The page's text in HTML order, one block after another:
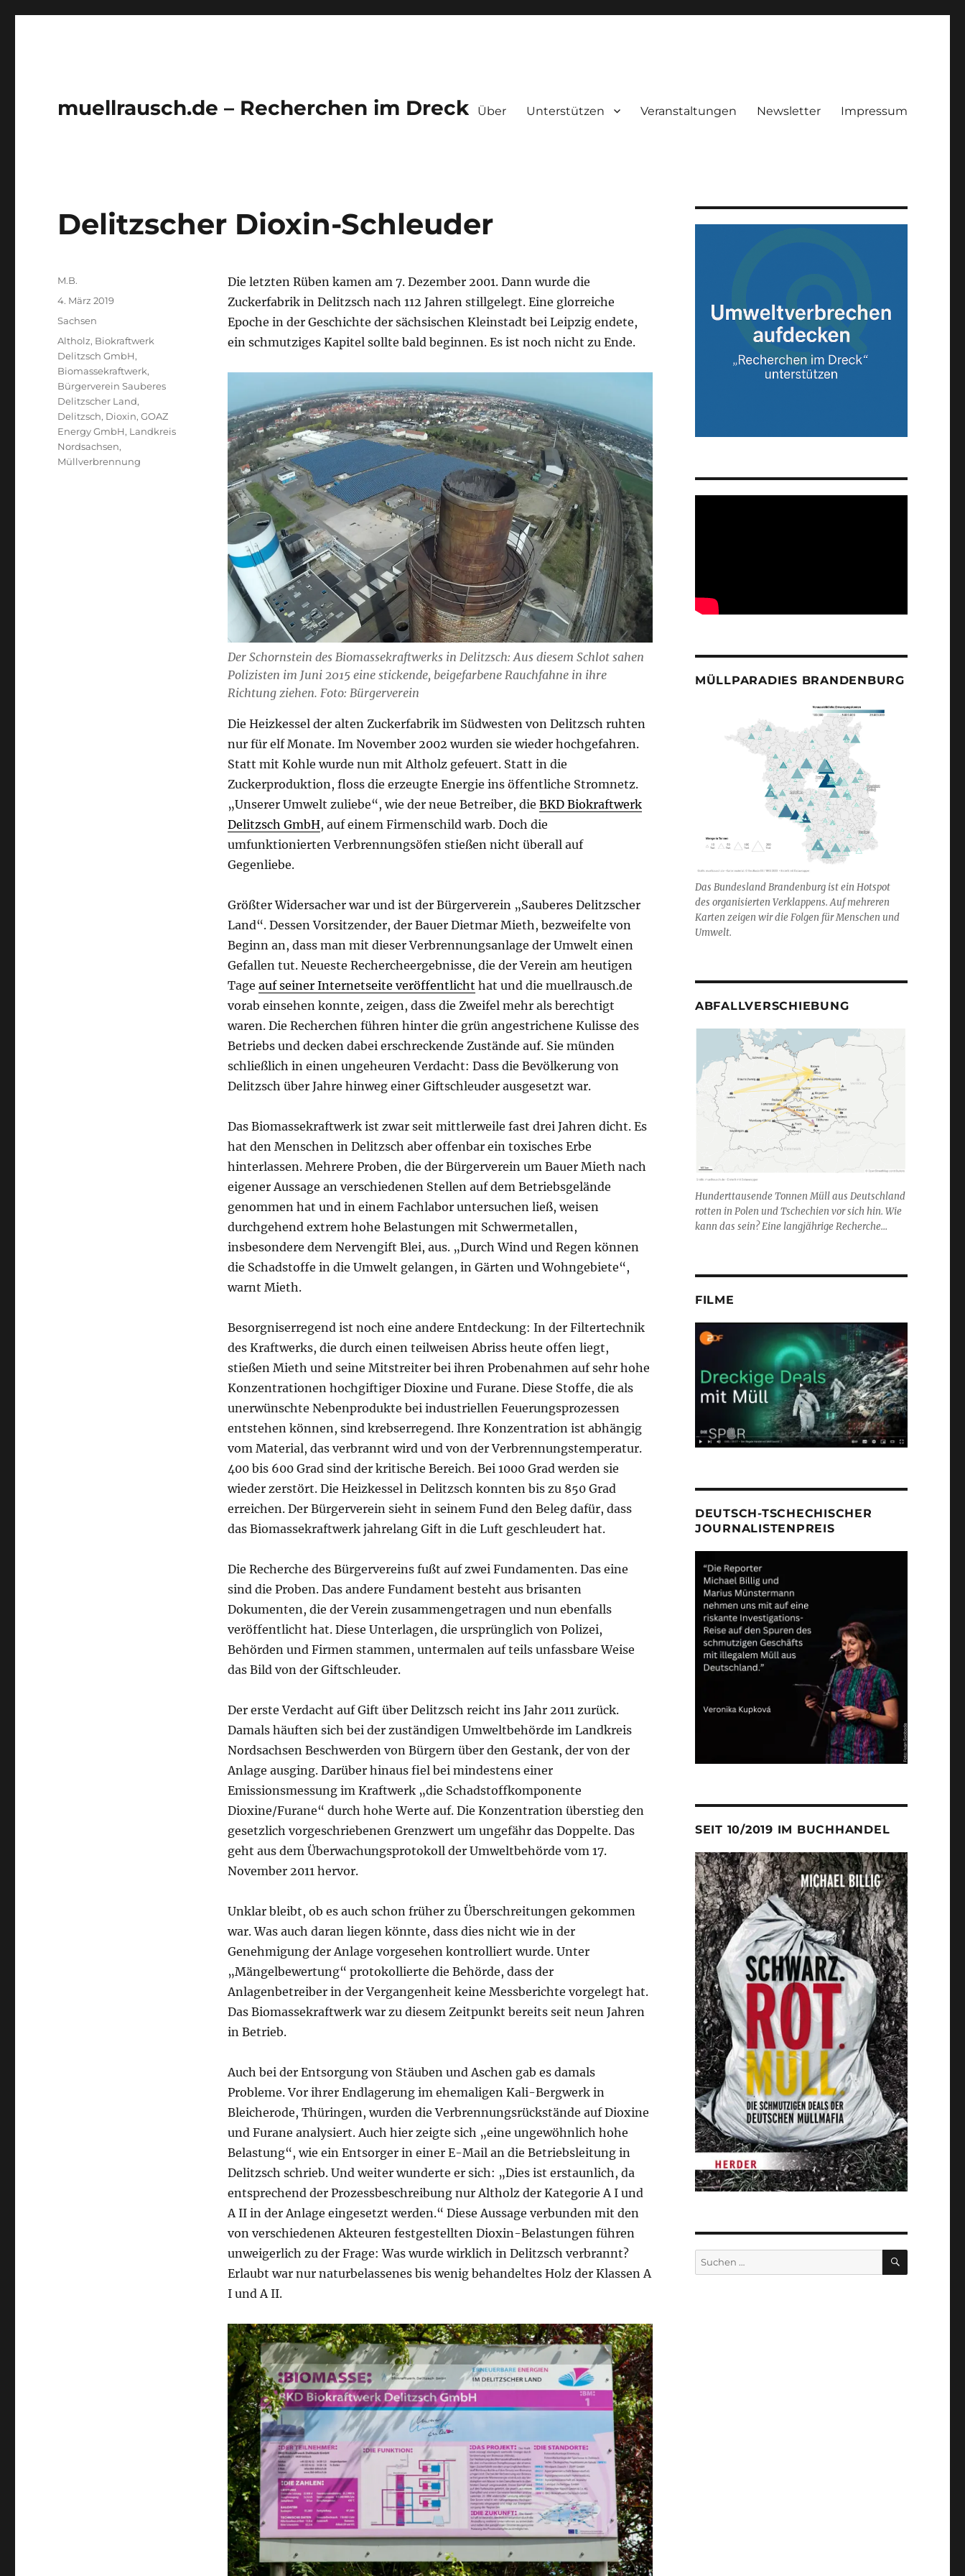
muellrausch.de – Recherchen im Dreck Über Unterstützen Veranstaltungen Newsletter Impressum
Delitzscher Dioxin-Schleuder
Die letzten Rüben kamen am 7. Dezember 2001. Dann wurde die
Zuckerfabrik in Delitzsch nach 112 Jahren stillgelegt. Eine glorreiche
Epoche in der Geschichte der sächsischen Kleinstadt bei Leipzig endete,
ein schmutziges Kapitel sollte bald beginnen. Es ist noch nicht zu Ende.
Der Schornstein des Biomassekraftwerks in Delitzsch: Aus diesem Schlot sahen
Polizisten im Juni 2015 eine stickende, beigefarbene Rauchfahne in ihre
Richtung ziehen. Foto: Bürgerverein
Die Heizkessel der alten Zuckerfabrik im Südwesten von Delitzsch ruhten
nur für elf Monate. Im November 2002 wurden sie wieder hochgefahren.
Statt mit Kohle wurde nun mit Altholz gefeuert. Statt in die
Zuckerproduktion, floss die erzeugte Energie ins öffentliche Stromnetz.
„Unserer Umwelt zuliebe“, wie der neue Betreiber, die BKD Biokraftwerk
Delitzsch GmbH, auf einem Firmenschild warb. Doch die
umfunktionierten Verbrennungsöfen stießen nicht überall auf
Gegenliebe.
Größter Widersacher war und ist der Bürgerverein „Sauberes Delitzscher
Land“. Dessen Vorsitzender, der Bauer Dietmar Mieth, bezweifelte von
Beginn an, dass man mit dieser Verbrennungsanlage der Umwelt einen
Gefallen tut. Neueste Rechercheergebnisse, die der Verein am heutigen
Tage auf seiner Internetseite veröffentlicht hat und die muellrausch.de
vorab einsehen konnte, zeigen, dass die Zweifel mehr als berechtigt
waren. Die Recherchen führen hinter die grün angestrichene Kulisse des
Betriebs und decken dabei erschreckende Zustände auf. Sie münden
schließlich in einen ungeheuren Verdacht: Dass die Bevölkerung von
Delitzsch über Jahre hinweg einer Giftschleuder ausgesetzt war.
Das Biomassekraftwerk ist zwar seit mittlerweile fast drei Jahren dicht. Es
hat den Menschen in Delitzsch aber offenbar ein toxisches Erbe
hinterlassen. Mehrere Proben, die der Bürgerverein um Bauer Mieth nach
eigener Aussage an verschiedenen Stellen auf dem Betriebsgelände
genommen hat und in einem Fachlabor untersuchen ließ, weisen
durchgehend extrem hohe Belastungen mit Schwermetallen,
insbesondere dem Nervengift Blei, aus. „Durch Wind und Regen können
die Schadstoffe in die Umwelt gelangen, in Gärten und Wohngebiete“,
warnt Mieth.
Besorgniserregend ist noch eine andere Entdeckung: In der Filtertechnik
des Kraftwerks, die durch einen teilweisen Abriss heute offen liegt,
stießen Mieth und seine Mitstreiter bei ihren Probenahmen auf sehr hohe
Konzentrationen hochgiftiger Dioxine und Furane. Diese Stoffe, die als
unerwünschte Nebenprodukte bei industriellen Feuerungsprozessen
entstehen können, sind krebserregend. Ihre Konzentration ist abhängig
vom Material, das verbrannt wird und von der Verbrennungstemperatur.
400 bis 600 Grad sind der kritische Bereich. Bei 1000 Grad werden sie
wieder zerstört. Die Heizkessel in Delitzsch konnten bis zu 850 Grad
erreichen. Der Bürgerverein sieht in seinem Fund den Beleg dafür, dass
das Biomassekraftwerk jahrelang Gift in die Luft geschleudert hat.
Die Recherche des Bürgervereins fußt auf zwei Fundamenten. Das eine
sind die Proben. Das andere Fundament besteht aus brisanten
Dokumenten, die der Verein zusammengetragen und nun ebenfalls
veröffentlicht hat. Diese Unterlagen, die ursprünglich von Polizei,
Behörden und Firmen stammen, untermalen auf teils unfassbare Weise
das Bild von der Giftschleuder.
Der erste Verdacht auf Gift über Delitzsch reicht ins Jahr 2011 zurück.
Damals häuften sich bei der zuständigen Umweltbehörde im Landkreis
Nordsachsen Beschwerden von Bürgern über den Gestank, der von der
Anlage ausging. Darüber hinaus fiel bei mindestens einer
Emissionsmessung im Kraftwerk „die Schadstoffkomponente
Dioxine/Furane“ durch hohe Werte auf. Die Konzentration überstieg den
gesetzlich vorgeschriebenen Grenzwert um ungefähr das Doppelte. Das
geht aus dem Überwachungsprotokoll der Umweltbehörde vom 17.
November 2011 hervor.
Unklar bleibt, ob es auch schon früher zu Überschreitungen gekommen
war. Was auch daran liegen könnte, dass dies nicht wie in der
Genehmigung der Anlage vorgesehen kontrolliert wurde. Unter
„Mängelbewertung“ protokollierte die Behörde, dass der
Anlagenbetreiber in der Vergangenheit keine Messberichte vorgelegt hat.
Das Biomassekraftwerk war zu diesem Zeitpunkt bereits seit neun Jahren
in Betrieb.
Auch bei der Entsorgung von Stäuben und Aschen gab es damals
Probleme. Vor ihrer Endlagerung im ehemaligen Kali-Bergwerk in
Bleicherode, Thüringen, wurden die Verbrennungsrückstände auf Dioxine
und Furane analysiert. Auch hier zeigte sich „eine ungewöhnlich hohe
Belastung“, wie ein Entsorger in einer E-Mail an die Betriebsleitung in
Delitzsch schrieb. Und weiter wunderte er sich: „Dies ist erstaunlich, da
entsprechend der Prozessbeschreibung nur Altholz der Kategorie A I und
A II in der Anlage eingesetzt werden.“ Diese Aussage verbunden mit den
von verschiedenen Akteuren festgestellten Dioxin-Belastungen führen
unweigerlich zu der Frage: Was wurde wirklich in Delitzsch verbrannt?
Erlaubt war nur naturbelassenes bis wenig behandeltes Holz der Klassen A
I und A II.
Autor
M.B.
Veröffentlicht
4. März 2019
Kategorien
Sachsen
Schlagwörter
Altholz, Biokraftwerk
Delitzsch GmbH,
Biomassekraftwerk,
Bürgerverein Sauberes
Delitzscher Land,
Delitzsch, Dioxin,GOAZ
Energy GmbH, Landkreis
Nordsachsen,
Müllverbrennung
MÜLLPARADIES BRANDENBURG
Das Bundesland Brandenburg ist ein Hotspot
des organisierten Verklappens. Auf mehreren
Karten zeigen wir die Folgen für Menschen und
Umwelt.
ABFALLVERSCHIEBUNG
Hunderttausende Tonnen Müll aus Deutschland
rotten in Polen und Tschechien vor sich hin. Wie
kann das sein? Eine langjährige Recherche...
FILME
DEUTSCH-TSCHECHISCHER
JOURNALISTENPREIS
SEIT 10/2019 IM BUCHHANDEL
Suche
nach:
SUCHEN